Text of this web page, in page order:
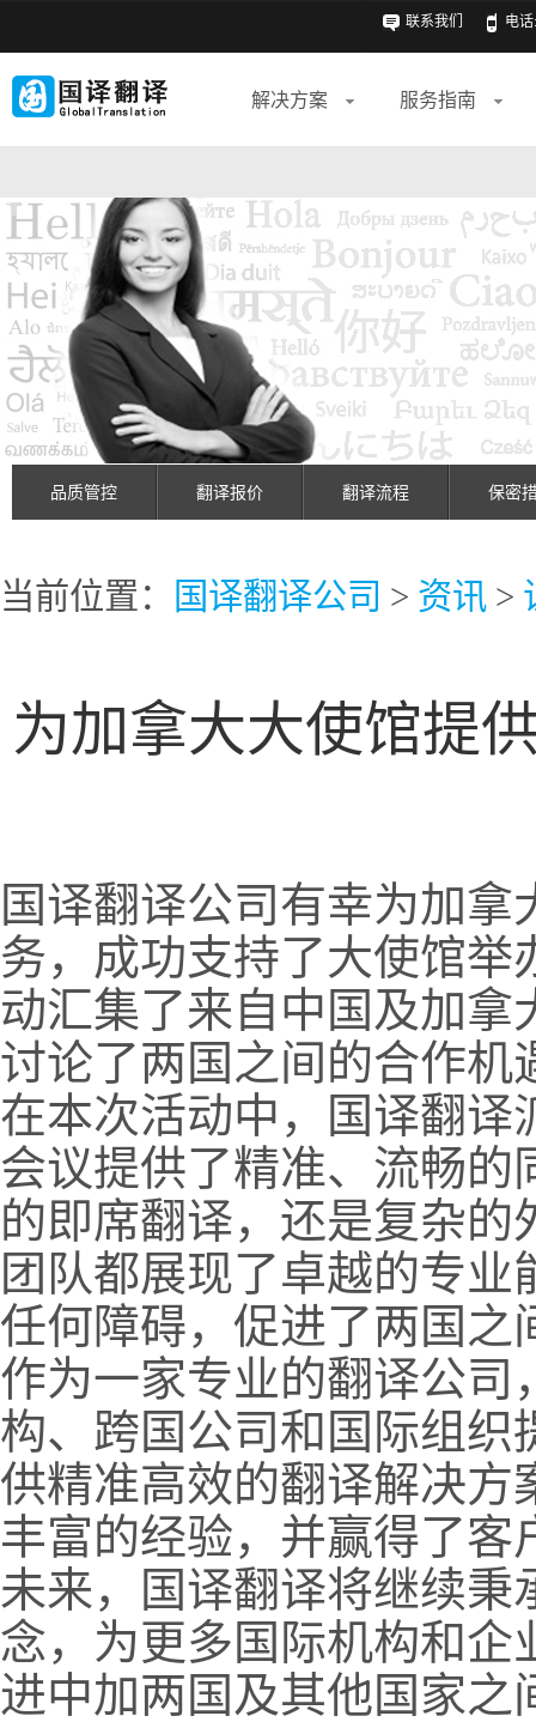
联系我们 电话
解决方案 服务指南
品质管控 翻译报价 翻译流程 保密
当前位置： 国译翻译公司 > 资讯 >
为加拿大大使馆提
国译翻译公司有幸为加
务，成功支持了大使馆
动汇集了来自中国及加
讨论了两国之间的合作机
在本次活动中，国译翻译
会议提供了精准、流畅
的即席翻译，还是复杂
团队都展现了卓越的专
任何障碍，促进了两国之
作为一家专业的翻译公司
构、跨国公司和国际组织
供精准高效的翻译解决方
丰富的经验，并赢得了客
未来，国译翻译将继续秉
念，为更多国际机构和企
进中加两国及其他国家